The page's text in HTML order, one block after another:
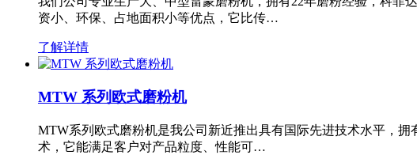
资小、环保、占地面积小等优点，它比传…
了解详情
MTW 系列欧式磨粉机
MTW系列欧式磨粉机是我公司新近推出具有国际先进技术水平，
术，它能满足客户对产品粒度、性能可…